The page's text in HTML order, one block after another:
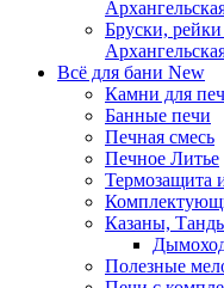
Бруски, рейки
Всё для бани New
Камни для
Банные печи
Печная смесь
Печное Литье
Термозащита
Казаны,
Полезные